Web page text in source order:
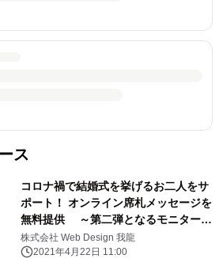
ス
コロナ禍で結婚式を挙げるお二人をサ
ポート！ オンライン席札メッセージを
無料提供 ～第二弾となるモニターの
募集を開始～
株式会社 Web Design 我龍
2021年4月22日 11:00